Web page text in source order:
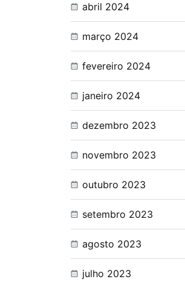
abril 2024
março 2024
fevereiro 2024
janeiro 2024
dezembro 2023
novembro 2023
outubro 2023
setembro 2023
agosto 2023
julho 2023